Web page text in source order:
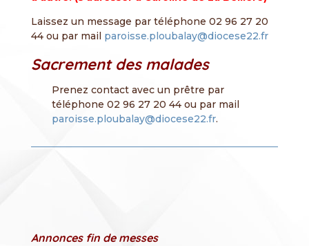
Laissez un message par téléphone 02 96 27 20
44 ou par mail paroisse.ploubalay@diocese22.fr
Sacrement des malades
Prenez contact avec un prêtre par
téléphone 02 96 27 20 44 ou par mail
paroisse.ploubalay@diocese22.fr.
Annonces fin de messes